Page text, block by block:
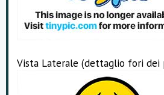
Vista Laterale (dettaglio fori dei